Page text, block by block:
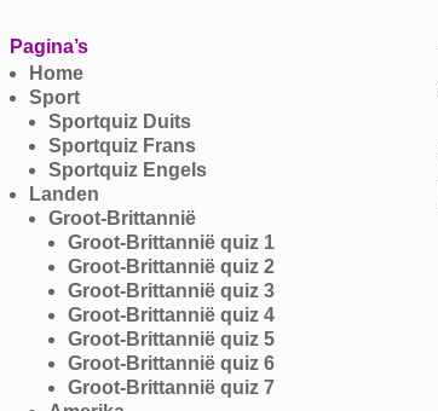
Pagina’s
Home
Sport
Sportquiz Duits
Sportquiz Frans
Sportquiz Engels
Landen
Groot-Brittannië
Groot-Brittannië quiz 1
Groot-Brittannië quiz 2
Groot-Brittannië quiz 3
Groot-Brittannië quiz 4
Groot-Brittannië quiz 5
Groot-Brittannië quiz 6
Groot-Brittannië quiz 7